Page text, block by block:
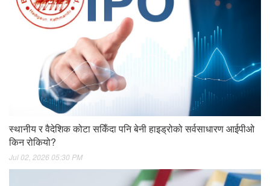
स्थानीय र वैदेशिक कोटा सकिँदा पनि बेनी हाइड्रोको सर्वसाधारण आईपीओ
किन रोकियो?
Jul 02, 2026 05:30 PM